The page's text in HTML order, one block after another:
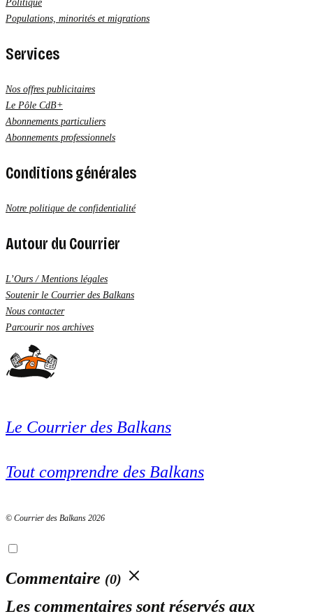
Politique
Populations, minorités et migrations
Services
Nos offres publicitaires
Le Pôle CdB+
Abonnements particuliers
Abonnements professionnels
Conditions générales
Notre politique de confidentialité
Autour du Courrier
L’Ours / Mentions légales
Soutenir le Courrier des Balkans
Nous contacter
Parcourir nos archives
Le Courrier des Balkans
Tout comprendre des Balkans
© Courrier des Balkans 2026
Commentaire (0)
Les commentaires sont réservés aux